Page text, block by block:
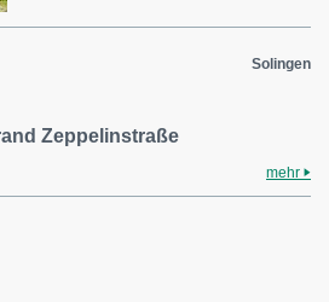
Solingen
Zeppelinstraße
mehr